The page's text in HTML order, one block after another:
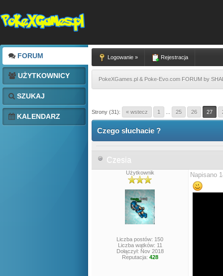
FORUM
UŻYTKOWNICY
SZUKAJ
KALENDARZ
Logowanie » Rejestracja
PokeXGames.pl & Poke-Evo.com FORUM by
Strony (31): « wstecz 1 25 26 27
Czego słuchacie ?
Czesia
Użytkownik
Liczba postów: 150
Liczba wątków: 11
Dołączył: Nov 2018
Reputacja: 428
Napisano